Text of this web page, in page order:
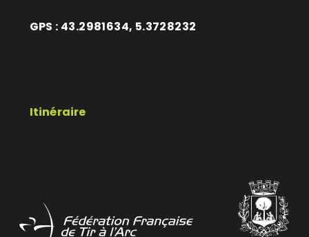
GPS : 43.2981634, 5.3728232
Itinéraire